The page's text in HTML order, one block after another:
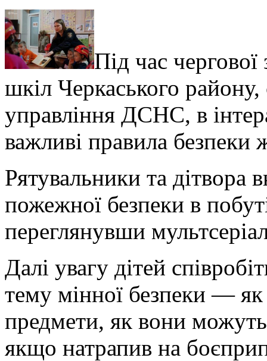
Під час чергової
шкіл Черкаського
управління ДСНС, в
важливі правила безпеки
Рятувальники та дітвора
пожежної безпеки в
переглянувши
Далі увагу дітей
тему мінної безпеки — як
предмети, як вони можуть
якщо натрапив на